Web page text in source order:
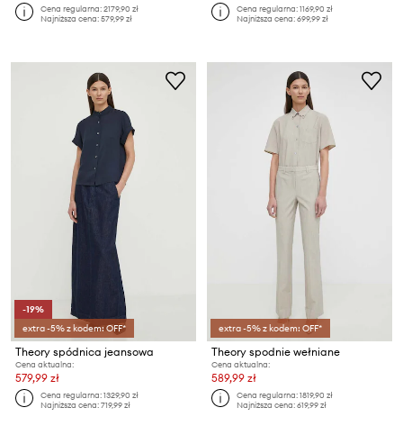
Cena regularna:2179,90 zł
Najniższa cena:579,99 zł
Cena regularna:1169,90 zł
Najniższa cena:699,99 zł
-19%
extra -5% z kodem: OFF*
Theory spódnica jeansowa
Cena aktualna:
579,99 zł
Cena regularna:1329,90 zł
Najniższa cena:719,99 zł
extra -5% z kodem: OFF*
Theory spodnie wełniane
Cena aktualna:
589,99 zł
Cena regularna:1819,90 zł
Najniższa cena:619,99 zł